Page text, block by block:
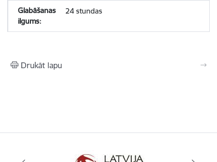
24 stundas
Drukāt lapu